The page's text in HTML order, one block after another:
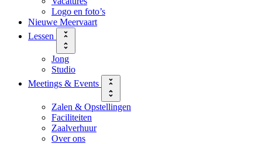
Logo en foto’s
Nieuwe Meervaart
Lessen
Jong
Studio
Meetings & Events
Zalen & Opstellingen
Faciliteiten
Zaalverhuur
Over ons